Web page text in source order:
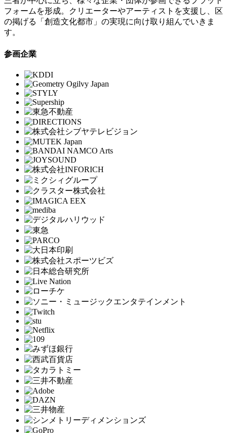
フォームを形成。クリエーターやアーティストを支援し、区
の掲げる「創造文化都市」の実現に向け取り組んでいきま
す。
参画企業